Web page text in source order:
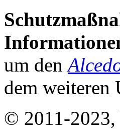
um den
dem
© 2011-2023,